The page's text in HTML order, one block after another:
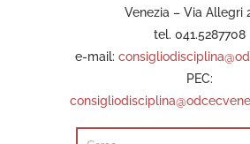
Venezia – Via Allegri
tel. 041.5287708
e-mail:
PEC: